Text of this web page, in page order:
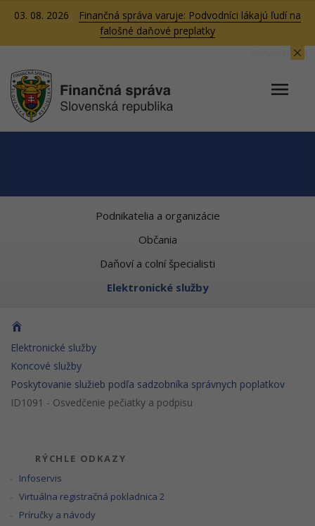
03. 08. 2026
Finančná správa varuje: Podvodníci lákajú ľudí na
falošné daňové preplatky
Server BB04
Podnikatelia a organizácie
Občania
Daňoví a colní špecialisti
Elektronické služby
Elektronické služby
Koncové služby
Poskytovanie služieb podľa sadzobníka správnych poplatkov
ID1091 - Osvedčenie pečiatky a podpisu
RÝCHLE ODKAZY
Infoservis
Virtuálna registračná pokladnica 2
Príručky a návody